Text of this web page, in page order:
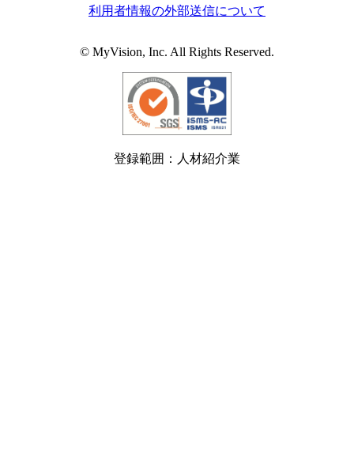
利用者情報の外部送信について
© MyVision, Inc. All Rights Reserved.
登録範囲：人材紹介業